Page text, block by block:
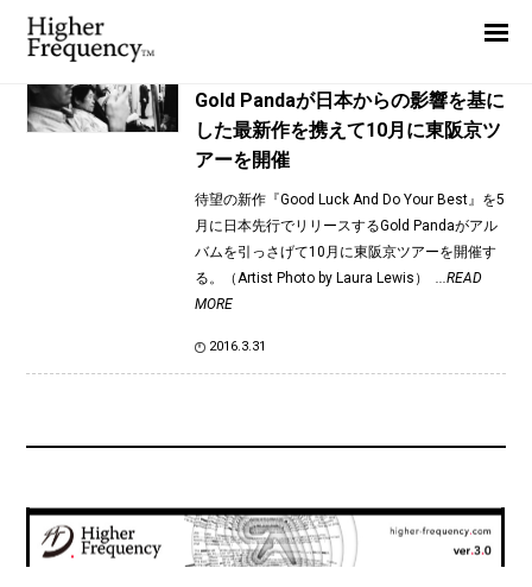
TAG: Gold Panda
Gold Pandaが日本からの影響を基に
した最新作を携えて10月に東阪京ツ
アーを開催
待望の新作『Good Luck And Do Your Best』を5
月に日本先行でリリースするGold Pandaがアル
バムを引っさげて10月に東阪京ツアーを開催す
る。（Artist Photo by Laura Lewis） ...READ
MORE
2016.3.31
News
Interview
Report